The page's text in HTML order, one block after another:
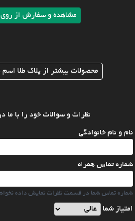
مشاهده و سفارش از روی
محصولات بیشتر از پلاک طلا
نظرات و سوالات خود را با ما
نام و نام خانوادگی
شماره تماس همراه
شماره تماس شما در قسمت نظرات نمایش داده
امتیاز شما